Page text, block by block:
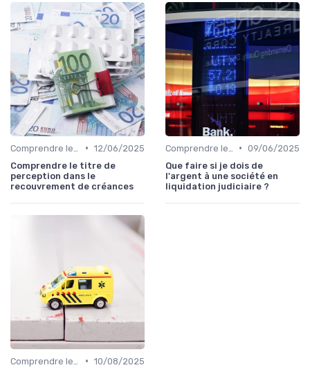
• 12/06/2025
Comprendre le titre de
perception dans le
recouvrement de créances
• 09/06/2025
Que faire si je dois de
l'argent à une société en
liquidation judiciaire ?
• 10/08/2025